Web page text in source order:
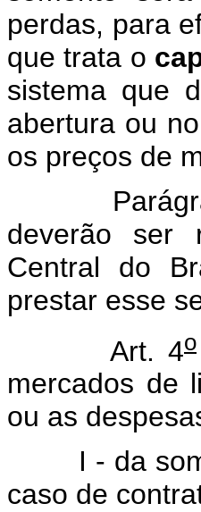
perdas, para
que trata o
sistema que
abertura ou
os preços de
Parágrafo
deverão ser
Central do
prestar esse
Art. 4o
mercados de
ou as
I - da soma
caso de